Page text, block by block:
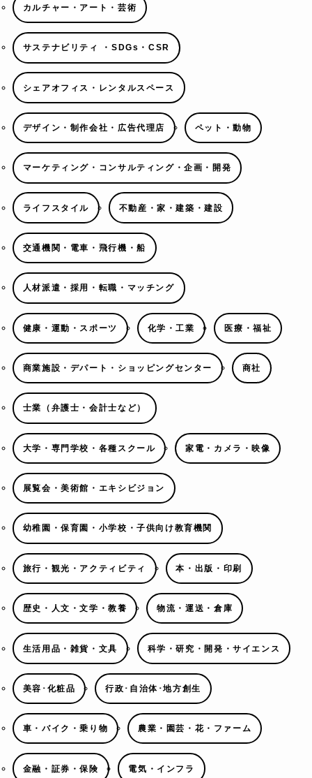
カルチャー・アート・芸術
サステナビリティ ・SDGs・CSR
シェアオフィス・レンタルスペース
デザイン・制作会社・広告代理店 ペット・動物
マーケティング・コンサルティング・企画・開発
ライフスタイル 不動産・家・建築・建設
交通機関・電車・飛行機・船
人材派遣・採用・転職・マッチング
健康・運動・スポーツ 化学・工業 医療・福祉
商業施設・デパート・ショッピングセンター 商社
士業（弁護士・会計士など）
大学・専門学校・各種スクール 家電・カメラ・映像
展覧会・美術館・エキシビジョン
幼稚園・保育園・小学校・子供向け教育機関
旅行・観光・アクティビティ 本・出版・印刷
歴史・人文・文学・教養 物流・運送・倉庫
生活用品・雑貨・文具 科学・研究・開発・サイエンス
美容･化粧品 行政･自治体･地方創生
車・バイク・乗り物 農業・園芸・花・ファーム
金融・証券・保険 電気・インフラ